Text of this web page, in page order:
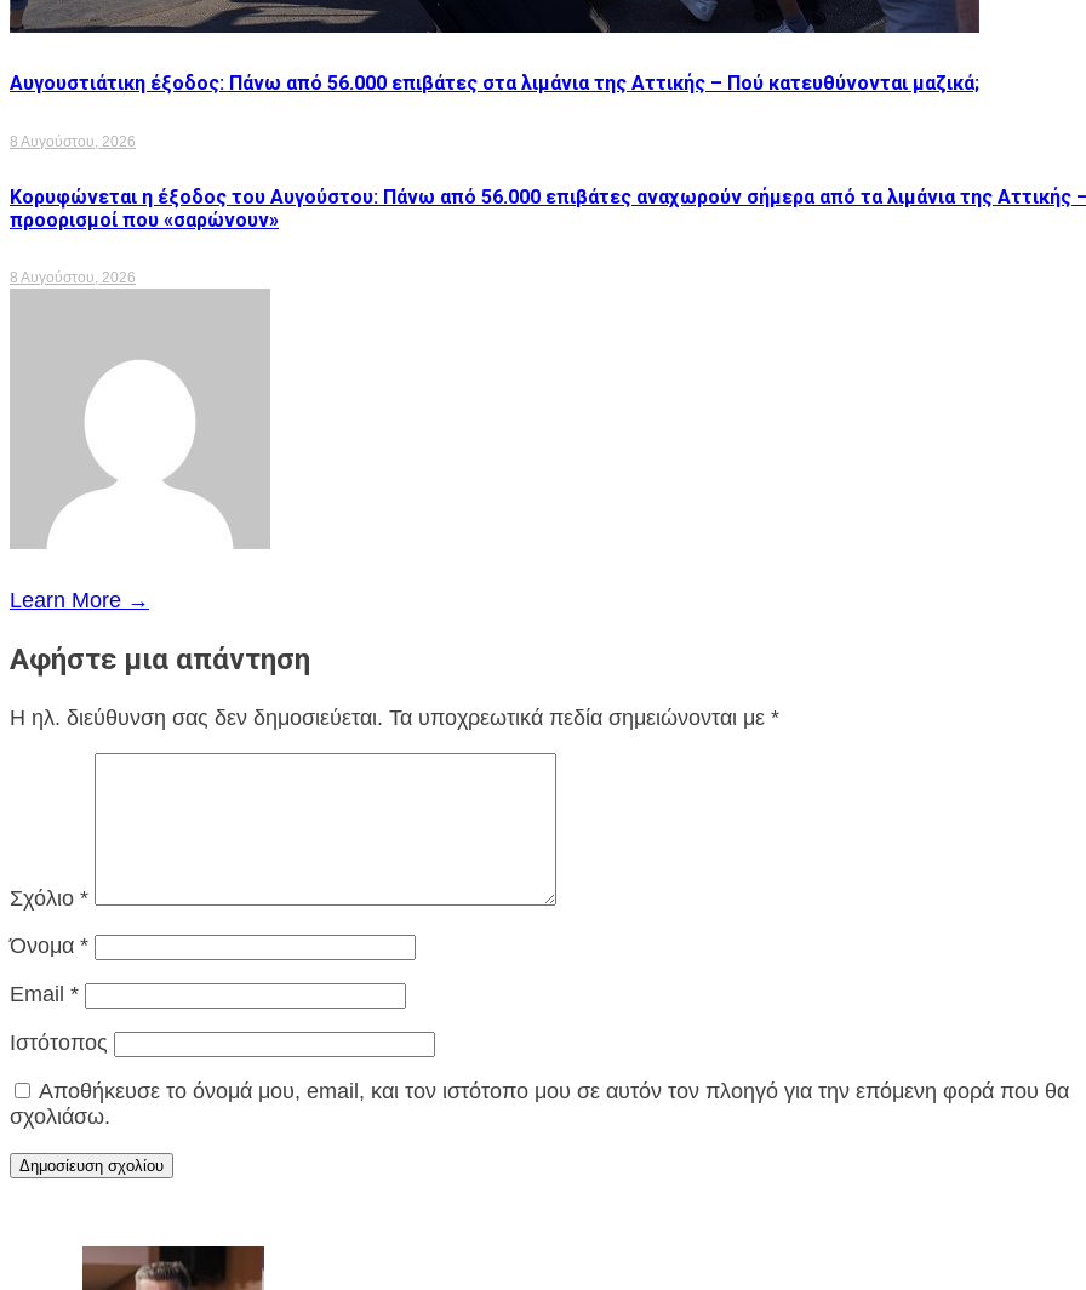
Αυγουστιάτικη έξοδος: Πάνω από 56.000 επιβάτες στα λιμάνια της Αττικής – Πού κατευθύνονται μαζικά;
8 Αυγούστου, 2026
Κορυφώνεται η έξοδος του Αυγούστου: Πάνω από 56.000 επιβάτες αναχωρούν σήμερα από τα λιμάνια της Αττικής
προορισμοί που «σαρώνουν»
8 Αυγούστου, 2026
Learn More →
Αφήστε μια απάντηση
Η ηλ. διεύθυνση σας δεν δημοσιεύεται. Τα υποχρεωτικά πεδία σημειώνονται με *
Σχόλιο *
Όνομα *
Email *
Ιστότοπος
Αποθήκευσε το όνομά μου, email, και τον ιστότοπο μου σε αυτόν τον πλοηγό για την επόμενη φορά που θα
σχολιάσω.